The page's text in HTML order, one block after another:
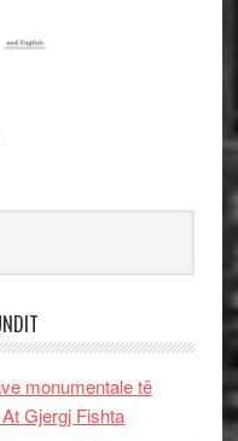
monumentale të
Gjergj Fishta